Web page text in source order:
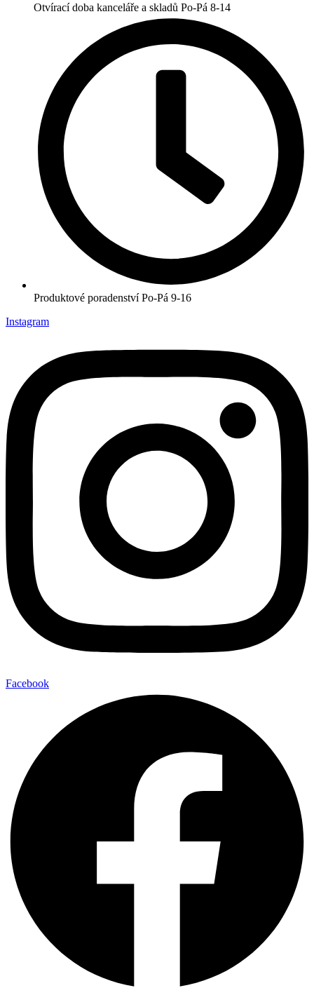
Otvírací doba kanceláře a skladů Po-Pá 8-14
Produktové poradenství Po-Pá 9-16
Instagram
Facebook